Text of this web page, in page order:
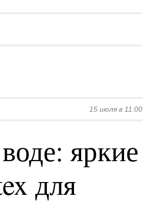
15 июля в 11:00
яркие
для